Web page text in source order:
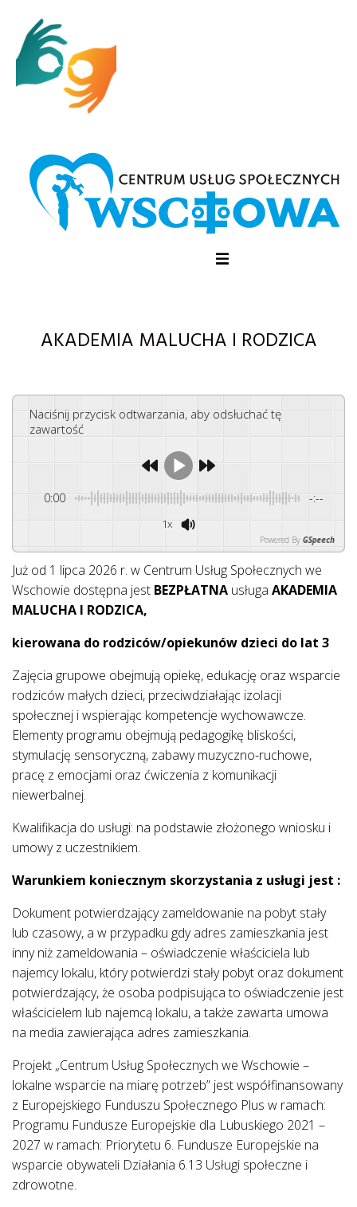
AKADEMIA MALUCHA I RODZICA
Naciśnij przycisk odtwarzania, aby odsłuchać tę
zawartość
0:00 -:--
1x
Powered By GSpeech
Już od 1 lipca 2026 r. w Centrum Usług Społecznych we
Wschowie dostępna jest BEZPŁATNA usługa AKADEMIA
MALUCHA I RODZICA,
kierowana do rodziców/opiekunów dzieci do lat 3
Zajęcia grupowe obejmują opiekę, edukację oraz wsparcie
rodziców małych dzieci, przeciwdziałając izolacji
społecznej i wspierając kompetencje wychowawcze.
Elementy programu obejmują pedagogikę bliskości,
stymulację sensoryczną, zabawy muzyczno-ruchowe,
pracę z emocjami oraz ćwiczenia z komunikacji
niewerbalnej.
Kwalifikacja do usługi: na podstawie złożonego wniosku i
umowy z uczestnikiem.
Warunkiem koniecznym skorzystania z usługi jest :
Dokument potwierdzający zameldowanie na pobyt stały
lub czasowy, a w przypadku gdy adres zamieszkania jest
inny niż zameldowania – oświadczenie właściciela lub
najemcy lokalu, który potwierdzi stały pobyt oraz dokument
potwierdzający, że osoba podpisująca to oświadczenie jest
właścicielem lub najemcą lokalu, a także zawarta umowa
na media zawierająca adres zamieszkania.
Projekt „Centrum Usług Społecznych we Wschowie –
lokalne wsparcie na miarę potrzeb” jest współfinansowany
z Europejskiego Funduszu Społecznego Plus w ramach:
Programu Fundusze Europejskie dla Lubuskiego 2021 –
2027 w ramach: Priorytetu 6. Fundusze Europejskie na
wsparcie obywateli Działania 6.13 Usługi społeczne i
zdrowotne.